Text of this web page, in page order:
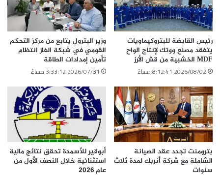
رئيس القابضة للبتروكيماويات
يتفقد مصنع ووتك لإنتاج الواح
MDF الخشبية من قش الأرز
2026/08/02 8:12:41 مساءً
وزير البترول يتابع من مركز التحكم
القومي في شبكة الغاز انتظام
تأمين إمدادات الطاقة
2026/07/31 3:33:12 مساءً
بترومنت تجدد عقد الصيانة
الشاملة مع شركة أنربك لمدة ثلاث
سنوات
أبوقير للأسمدة تحقق نتائج مالية
استثنائية خلال النصف الأول من
عام 2026